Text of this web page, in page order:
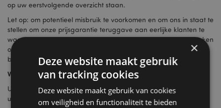
op uw eerstvolgende overzicht staan.
Let op: om potentieel misbruik te voorkomen en om ons in staat te
stellen om onze prijsgarantie teruggave aan eerlijke klanten te
waarborgen, zal de uiteindelijke goedkeuring van alle verzoeken
om teruggave zorgvuldig en in alle redelijkheid worden
beoordeeld door Puckator.nl.
Voorwaarden
U komt in aanmerking voor een prijsgarantie teruggave indien
uw verzoek voldoet aan de volgende punten:
×
Deze website maakt gebruik
van tracking cookies
Deze website maakt gebruik van cookies
om veiligheid en functionaliteit te bieden